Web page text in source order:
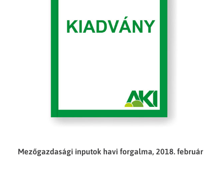
Mezőgazdasági inputok havi forgalma, 2018. február